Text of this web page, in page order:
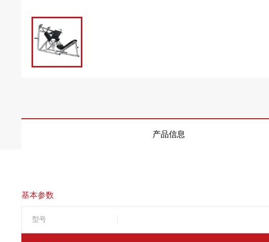
产品信息
基本参数
型号